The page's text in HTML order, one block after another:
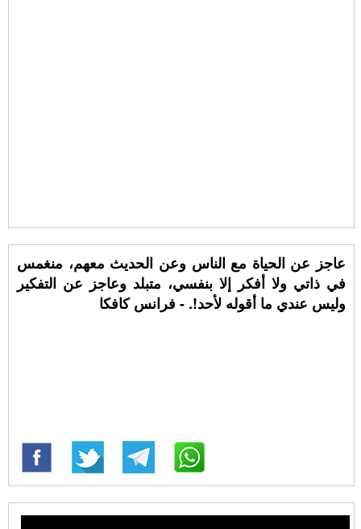
عاجز عن الحياة مع الناس وعن الحديث معهم، منغمس
في ذاتي ولا أفكر إلا بنفسي، متبلد وعاجز عن التفكير
وليس عندي ما أقوله لأحد!. - فرانس كافكا